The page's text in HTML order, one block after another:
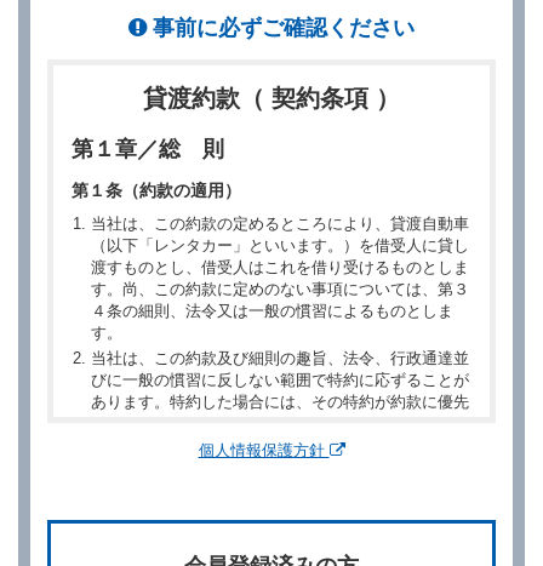
事前に必ずご確認ください
貸渡約款（ 契約条項 ）
第１章／総 則
第１条（約款の適用）
当社は、この約款の定めるところにより、貸渡自動車
（以下「レンタカー」といいます。）を借受人に貸し
渡すものとし、借受人はこれを借り受けるものとしま
す。尚、この約款に定めのない事項については、第３
４条の細則、法令又は一般の慣習によるものとしま
す。
当社は、この約款及び細則の趣旨、法令、行政通達並
びに一般の慣習に反しない範囲で特約に応ずることが
あります。特約した場合には、その特約が約款に優先
個人情報保護方針